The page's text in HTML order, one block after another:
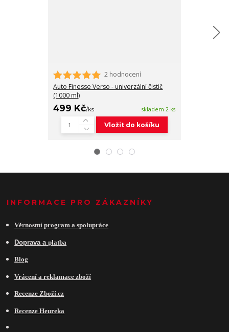
2 hodnocení
Auto Finesse Verso - univerzální čistič
(1000 ml)
499 Kč/ks skladem 2 ks
Vložit do košíku
INFORMACE PRO ZÁKAZNÍKY
Věrnostní program a spolupráce
Doprava aplatba
Blog
Vrácení a reklamace zboží
Recenze Zboží.cz
Recenze Heureka